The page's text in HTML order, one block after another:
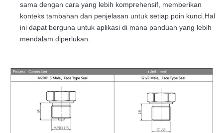
sama dengan cara yang lebih komprehensif, memberikan
konteks tambahan dan penjelasan untuk setiap poin kunci.Hal
ini dapat berguna untuk aplikasi di mana panduan yang lebih
mendalam diperlukan.